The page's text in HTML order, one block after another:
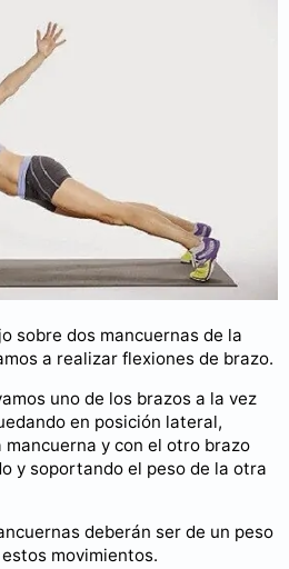
sobre dos mancuernas de la
a realizar flexiones de brazo.
uno de los brazos a la vez
en posición lateral,
y con el otro brazo
y soportando el peso de la otra
deberán ser de un peso
movimientos.